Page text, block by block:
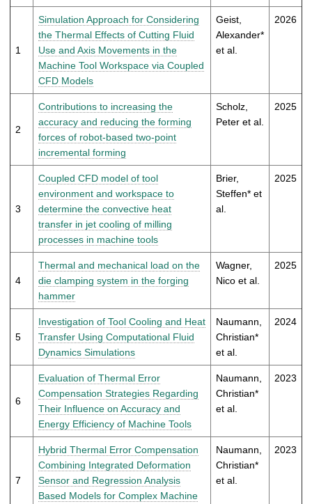
f
1
Simulation Approach for Considering
the Thermal Effects of Cutting Fluid
Use and Axis Movements in the
Machine Tool Workspace via Coupled
CFD Models
Geist,
Alexander*
et al.
2026
2
Contributions to increasing the
accuracy and reducing the forming
forces of robot-based two-point
incremental forming
Scholz,
Peter et al.
2025
3
Coupled CFD model of tool
environment and workspace to
determine the convective heat
transfer in jet cooling of milling
processes in machine tools
Brier,
Steffen* et
al.
2025
4
Thermal and mechanical load on the
die clamping system in the forging
hammer
Wagner,
Nico et al.
2025
5
Investigation of Tool Cooling and Heat
Transfer Using Computational Fluid
Dynamics Simulations
Naumann,
Christian*
et al.
2024
6
Evaluation of Thermal Error
Compensation Strategies Regarding
Their Influence on Accuracy and
Energy Efficiency of Machine Tools
Naumann,
Christian*
et al.
2023
7
Hybrid Thermal Error Compensation
Combining Integrated Deformation
Sensor and Regression Analysis
Based Models for Complex Machine
Naumann,
Christian*
et al.
2023